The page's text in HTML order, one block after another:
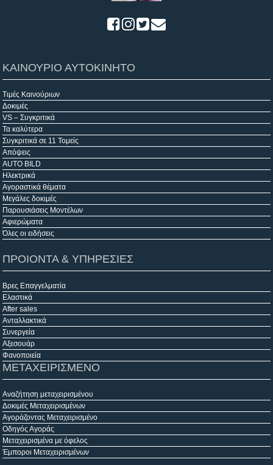
ΚΑΙΝΟΥΡΙΟ ΑΥΤΟΚΙΝΗΤΟ
Τιμές Καινούριων
Δοκιμές
VS – Συγκριτικά
Τα καλύτερα
Συγκριτικά σε 11 Τομείς
Απόψεις
AUTO BILD
Ηλεκτρικά
Αγοραστικά θέματα
Μεγάλες δοκιμές
Παρουσιάσεις Μοντέλων
Αφιερώματα
Όλες οι ειδήσεις
ΠΡΟΙΟΝΤΑ & ΥΠΗΡΕΣΙΕΣ
Βρες Επαγγελματία
Ελαστικά
After sales
Ανταλλακτικά
Συνεργεία
Αξεσουάρ
Φανοποιεία
ΜΕΤΑΧΕΙΡΙΣΜΕΝΟ
Αναζήτηση μεταχειρισμένου
Δοκιμές Μεταχειρισμένων
Αγοράζοντας Μεταχειρισμένο
Οδηγός Αγοράς
Μεταχειρισμένα με όφελος
Έμποροι Μεταχειρισμένων